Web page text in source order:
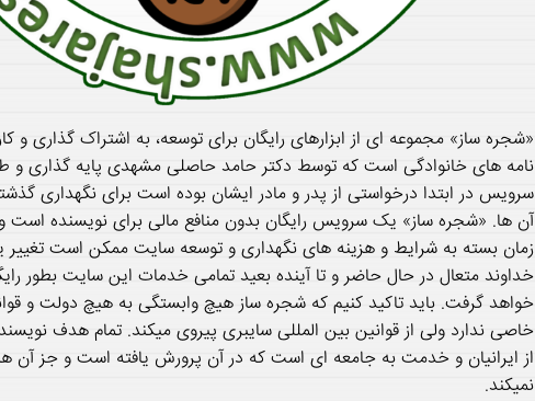
«شجره ساز» مجموعه ای از ابزارهای رایگان برای توسعه، به اشتراک گذاری و
نامه های خانوادگی است که توسط دکتر حامد حاصلی مشهدی پایه گذاری
سرویس در ابتدا درخواستی از پدر و مادر ایشان بوده است برای نگهداری
آن ها. «شجره ساز» یک سرویس رایگان بدون منافع مالی برای نویسنده
زمان بسته به شرایط و هزینه های نگهداری و توسعه سایت ممکن است تغییر
خداوند متعال در حال حاضر و تا آینده بعید تمامی خدمات این سایت بطور
خواهد گرفت. باید تاکید کنیم که شجره ساز هیچ وابستگی به هیچ دولت و
خاصی ندارد ولی از قوانین بین المللی سایبری پیروی میکند. تمام هدف
از ایرانیان و خدمت به جامعه ای است که در آن پرورش یافته است و جز آن
نمیکند.